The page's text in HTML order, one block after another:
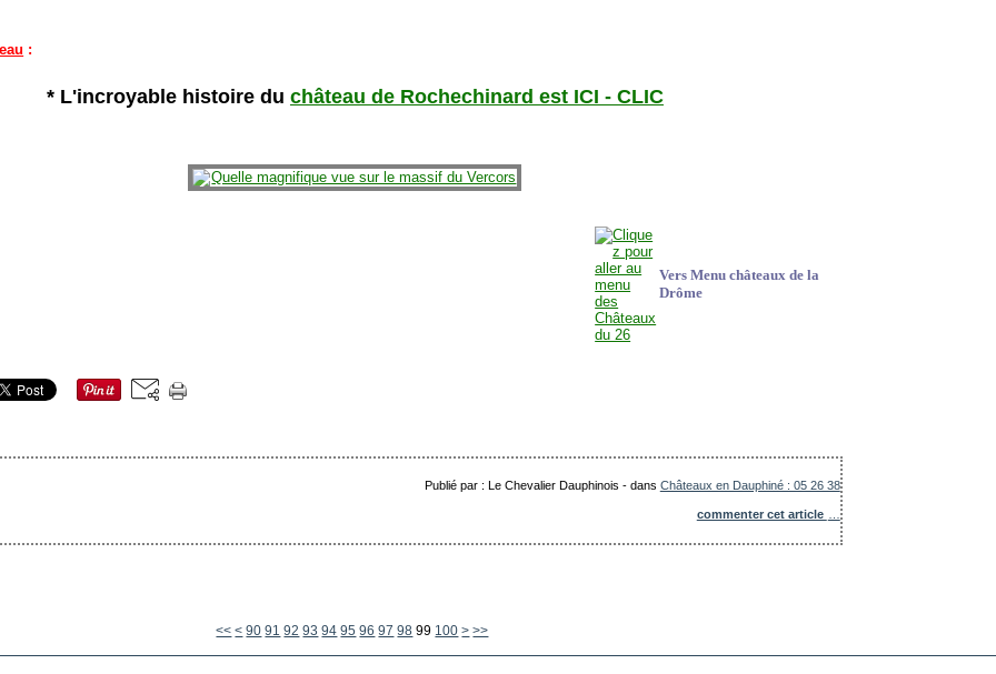
:
* L'incroyable histoire du château de Rochechinard est ICI - CLIC
Vers Menu châteaux de la
Drôme
Publié par : Le Chevalier Dauphinois -dans Châteaux en Dauphiné : 05 26 38
commenter cet article
<< < 10
20
30
40
50
60
70
80
90 91 92 93 94 95 96 97 98 99 100 > >>